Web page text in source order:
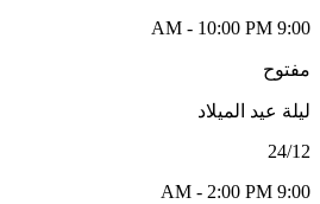
9:00 AM - 10:00 PM
مفتوح
ليلة عيد الميلاد
24/12
9:00 AM - 2:00 PM